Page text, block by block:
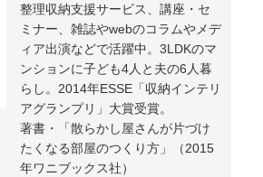
整理収納支援サービス、講座・セ
ミナー、雑誌やwebのコラムやメデ
ィア出演などで活躍中。3LDKのマ
ンションに子ども4人と夫の6人暮
らし。2014年ESSE「収納インテリ
アグランプリ」大賞受賞。
著書・「散らかし屋さんが片づけ
たくなる部屋のつくり方」（2015
年ワニブックス社）